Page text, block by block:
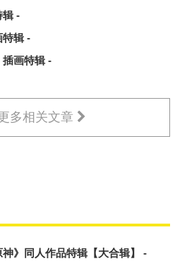
辑 -
特辑 -
画特辑 -
多相关文章
》同人作品特辑【大合辑】 -